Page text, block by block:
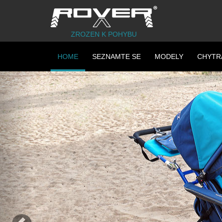
ZROZEN K POHYBU
HOME SEZNAMTE SE MODELY
Previous